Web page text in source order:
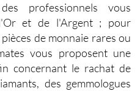
professionnels vous
et de l'Argent; pour
de monnaie rares ou
vous proposent une
concernant le rachat de
, des gemmologues